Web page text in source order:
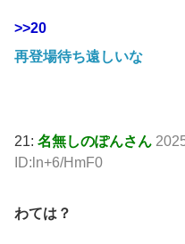
>>20
再登場待ち遠しいな
21: 名無しのぽんさん
ID:ln+6/HmF0
わては？